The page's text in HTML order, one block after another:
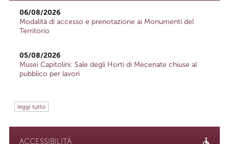
06/08/2026
Modalità di accesso e prenotazione ai Monumenti del
Territorio
05/08/2026
Musei Capitolini: Sale degli Horti di Mecenate chiuse al
pubblico per lavori
leggi tutto
ACCESSIBILITÀ